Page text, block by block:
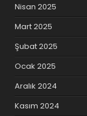
Nisan 2025
Mart 2025
Şubat 2025
Ocak 2025
Aralık 2024
Kasım 2024